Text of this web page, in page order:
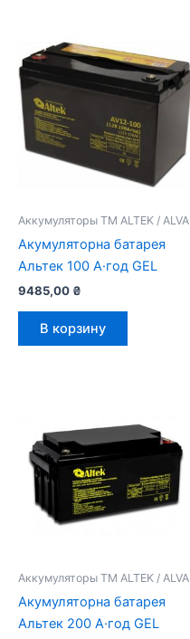
Аккумуляторы ТМ ALTEK / ALVA
Акумуляторна батарея
Альтек 100 А·год GEL
9485,00 ₴
В корзину
Аккумуляторы ТМ ALTEK / ALVA
Акумуляторна батарея
Альтек 200 А·год GEL